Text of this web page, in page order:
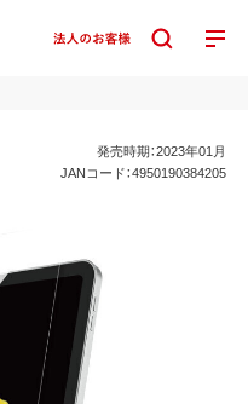
発売時期：2023年01月
JANコード：4950190384205